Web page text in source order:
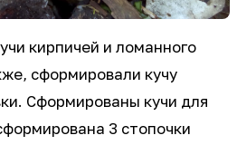
кирпичей и ломанного
сформировали кучу
Сформированы кучи для
3 стопочки